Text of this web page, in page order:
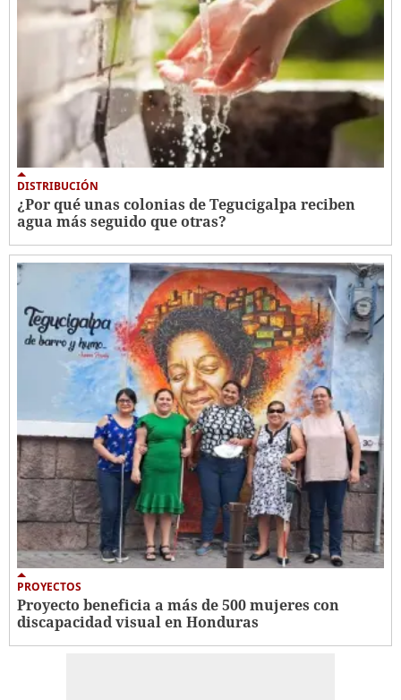
DISTRIBUCIÓN
¿Por qué unas colonias de Tegucigalpa reciben
agua más seguido que otras?
PROYECTOS
Proyecto beneficia a más de 500 mujeres con
discapacidad visual en Honduras